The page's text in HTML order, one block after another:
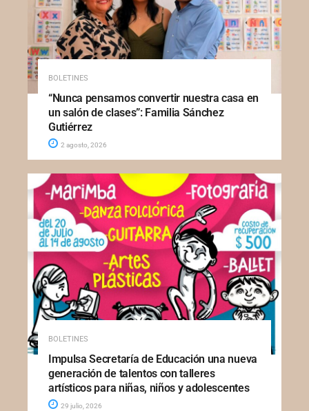
BOLETINES
“Nunca pensamos convertir nuestra casa en
un salón de clases”: Familia Sánchez
Gutiérrez
2 agosto, 2026
BOLETINES
Impulsa Secretaría de Educación una nueva
generación de talentos con talleres
artísticos para niñas, niños y adolescentes
29 julio, 2026